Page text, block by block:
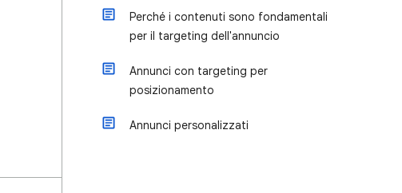
Perché i contenuti sono fondamentali
per il targeting dell'annuncio
Annunci con targeting per
posizionamento
Annunci personalizzati